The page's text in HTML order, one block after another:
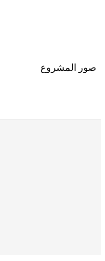
صور المشروع